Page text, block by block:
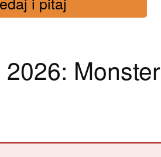
Monster